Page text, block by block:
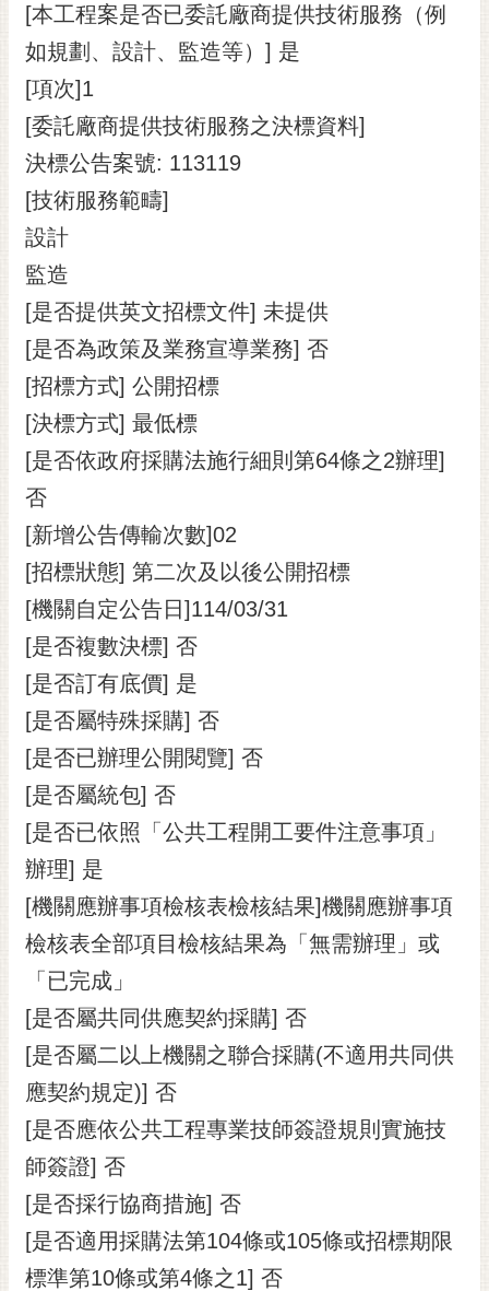
[本工程案是否已委託廠商提供技術服務（例
如規劃、設計、監造等）] 是
[項次]1
[委託廠商提供技術服務之決標資料]
決標公告案號: 113119
[技術服務範疇]
設計
監造
[是否提供英文招標文件] 未提供
[是否為政策及業務宣導業務] 否
[招標方式] 公開招標
[決標方式] 最低標
[是否依政府採購法施行細則第64條之2辦理]
否
[新增公告傳輸次數]02
[招標狀態] 第二次及以後公開招標
[機關自定公告日]114/03/31
[是否複數決標] 否
[是否訂有底價] 是
[是否屬特殊採購] 否
[是否已辦理公開閱覽] 否
[是否屬統包] 否
[是否已依照「公共工程開工要件注意事項」
辦理] 是
[機關應辦事項檢核表檢核結果]機關應辦事項
檢核表全部項目檢核結果為「無需辦理」或
「已完成」
[是否屬共同供應契約採購] 否
[是否屬二以上機關之聯合採購(不適用共同供
應契約規定)] 否
[是否應依公共工程專業技師簽證規則實施技
師簽證] 否
[是否採行協商措施] 否
[是否適用採購法第104條或105條或招標期限
標準第10條或第4條之1] 否